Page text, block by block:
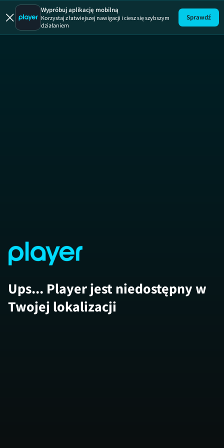
Wypróbuj aplikację mobilną
Korzystaj z łatwiejszej nawigacji i ciesz się szybszym
działaniem
Sprawdź
Ups... Player jest niedostępny w
Twojej lokalizacji